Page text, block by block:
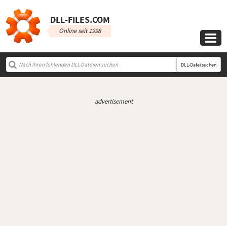
DLL‑FILES.COM
Online seit 1998

DLL-Datei suchen
advertisement